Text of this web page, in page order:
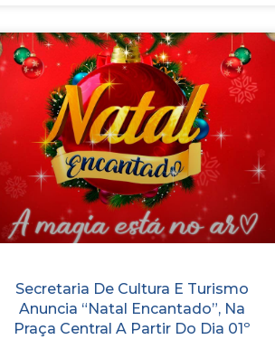
Secretaria De Cultura E Turismo
Anuncia “Natal Encantado”, Na
Praça Central A Partir Do Dia 01º